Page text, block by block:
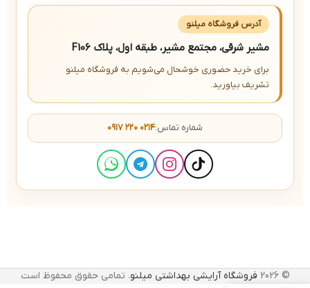
آدرس فروشگاه میلنو
مشیر شرقی، مجتمع مشیر، طبقه اول، پلاک F106
برای خرید حضوری خوشحال می‌شویم به فروشگاه میلنو
تشریف بیاورید.
شماره تماس:۰۹۱۷ ۲۲۰ ۰۲۱۴
© 2026 فروشگاه آرایشی بهداشتی میلنو. تمامی حقوق محفوظ است